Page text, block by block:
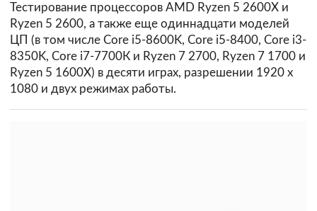
Тестирование процессоров AMD Ryzen 5 2600X и
Ryzen 5 2600, а также еще одиннадцати моделей
ЦП (в том числе Core i5-8600K, Core i5-8400, Core i3-
8350K, Core i7-7700К и Ryzen 7 2700, Ryzen 7 1700 и
Ryzen 5 1600Х) в десяти играх, разрешении 1920 х
1080 и двух режимах работы.